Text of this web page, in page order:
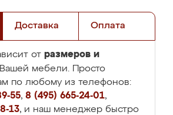
Доставка Оплата
от размеров и
Вашей мебели. Просто
по любому из телефонов:
55, 8 (495) 665-24-01,
13, и наш менеджер быстро